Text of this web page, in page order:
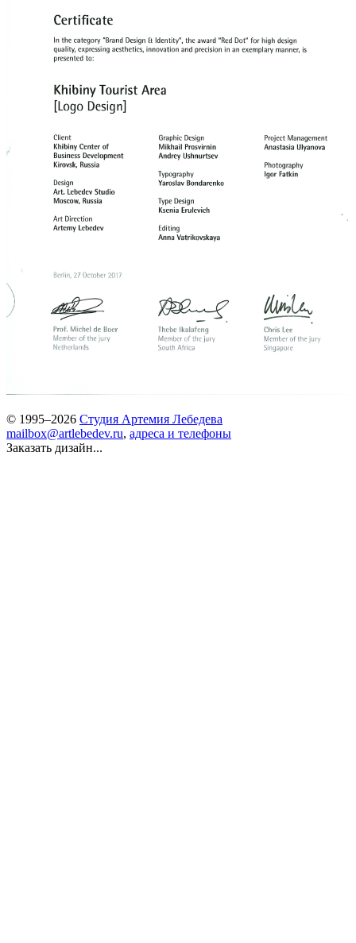
© 1995–2026 Студия Артемия Лебедева
mailbox@artlebedev.ru, адреса и телефоны
Заказать дизайн...